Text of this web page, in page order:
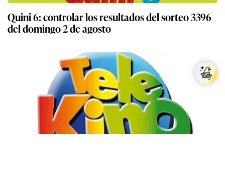
Quini 6: controlar los resultados del sorteo 3396
del domingo 2 de agosto